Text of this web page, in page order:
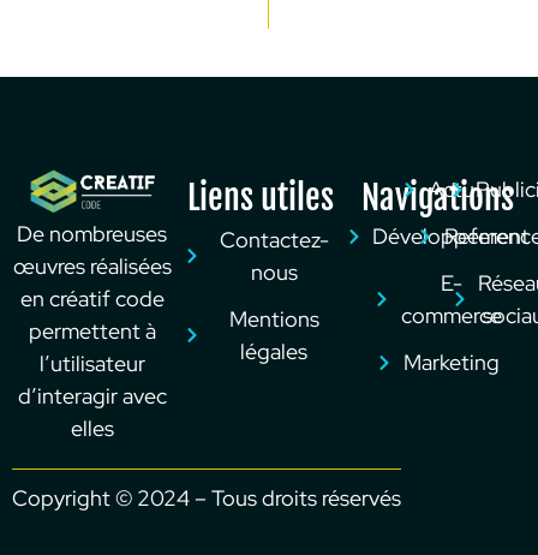
De nombreuses
œuvres réalisées
en créatif code
permettent à
l’utilisateur
d’interagir avec
elles
Liens utiles
Contactez-
nous
Mentions
légales
Navigations
Actu
Développement
E-
commerce
Marketing
Copyright © 2024 – Tous droits réservés